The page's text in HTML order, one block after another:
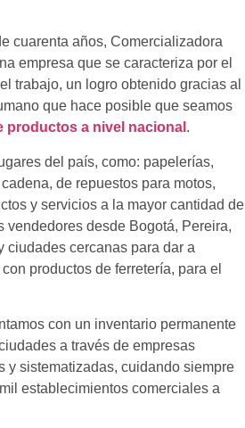
cuarenta años, Comercializadora
empresa que se caracteriza por el
trabajo, un logro obtenido gracias al
que hace posible que seamos
productos a nivel nacional .
del país, como: papelerías,
de repuestos para motos,
y servicios a la mayor cantidad de
vendedores desde Bogotá, Pereira,
ciudades cercanas para dar a
productos de ferretería, para el
con un inventario permanente
a través de empresas
y sistematizadas, cuidando siempre
establecimientos comerciales a